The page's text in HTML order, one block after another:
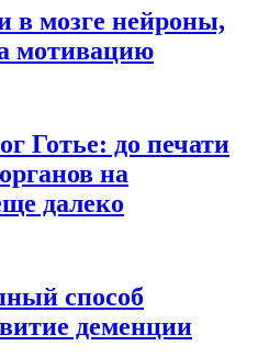
мозге нейроны,
мотивацию
Готье: до печати
на
далеко
способ
деменции